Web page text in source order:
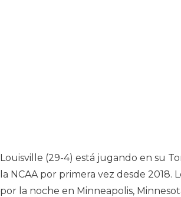
Louisville (29-4) está jugando en su
la NCAA por primera vez desde
por la noche en Minneapolis,